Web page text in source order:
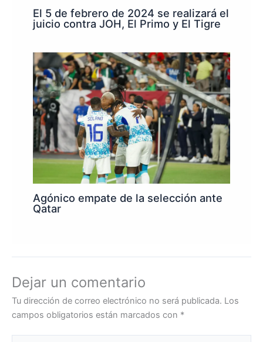
El 5 de febrero de 2024 se realizará el
juicio contra JOH, El Primo y El Tigre
Agónico empate de la selección ante
Qatar
Dejar un comentario
Tu dirección de correo electrónico no será publicada. Los
campos obligatorios están marcados con *